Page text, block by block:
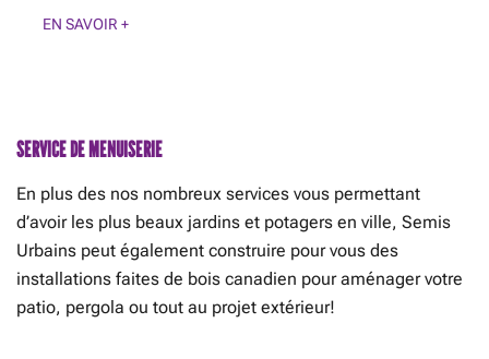
EN SAVOIR +
SERVICE DE MENUISERIE
En plus des nos nombreux services vous permettant
d’avoir les plus beaux jardins et potagers en ville, Semis
Urbains peut également construire pour vous des
installations faites de bois canadien pour aménager votre
patio, pergola ou tout au projet extérieur!